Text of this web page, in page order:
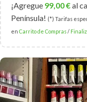
¡Agregue 99,00€al
Península! (*) Tarifas
en Carrito de Compras/